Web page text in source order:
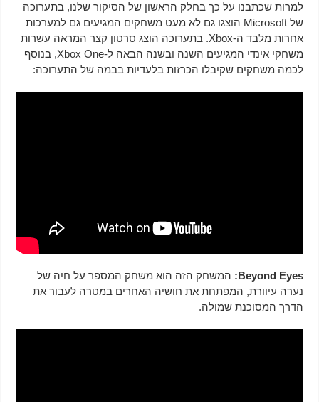
למרות שכתבנו על כך בחלק הראשון של הסיקור שלנו, בתערוכה
של Microsoft הוצגו גם לא מעט משחקים המגיעים גם למערכות
אחרות מלבד ה-Xbox. בתערוכה הוצג סרטון קצר המראה עשרות
משחקי אינדי המגיעים השנה ובשנה הבאה ל-Xbox One, בנוסף
לכמה משחקים שקיבלו הכרזות בלעדיות בבמה של התערוכה:
Beyond Eyes: המשחק הזה הוא משחק המספר על חיה של
נערה עיוורת, המפתחת את חושיה האחרים במטרה לעבור את
הדרך המסוכנת שמולה.